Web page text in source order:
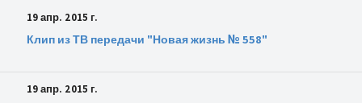
19 апр. 2015 г.
Клип из ТВ передачи "Новая жизнь № 558"
19 апр. 2015 г.